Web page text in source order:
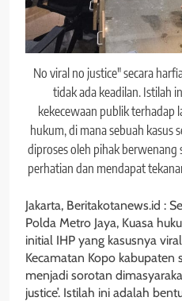
No viral no justice" secara
tidak ada keadilan. Istilah
kekecewaan publik terhadap
hukum, di mana sebuah kasus
diproses oleh pihak berwenang
perhatian dan mendapat
Jakarta, Beritakotanews.id :
Polda Metro Jaya, Kuasa
initial IHP yang kasusnya
Kecamatan Kopo kabupaten
menjadi sorotan
justice’. Istilah ini adalah